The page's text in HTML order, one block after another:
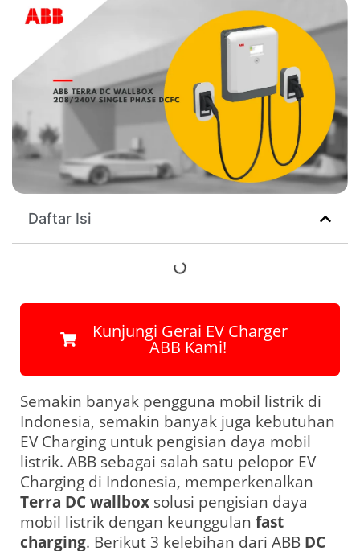
Daftar Isi
‎ ‎Kunjungi Gerai EV Charger
ABB Kami!
Semakin banyak pengguna mobil listrik di
Indonesia, semakin banyak juga kebutuhan
EV Charging untuk pengisian daya mobil
listrik. ABB sebagai salah satu pelopor EV
Charging di Indonesia, memperkenalkan
Terra DC wallbox solusi pengisian daya
mobil listrik dengan keunggulan fast
charging. Berikut 3 kelebihan dari ABB DC